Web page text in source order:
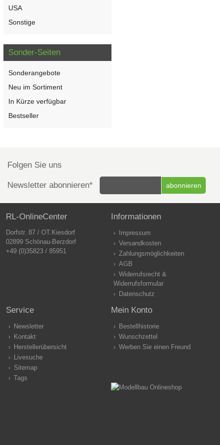
USA
Sonstige
Sonder-Seiten
Sonderangebote
Neu im Sortiment
In Kürze verfügbar
Bestseller
Folgen Sie uns
Newsletter abonnieren*
RL-OnlineCenter
Dorfstr. 87 / OT.Kiesdorf
02899 Schönau-Berzdorf
+49 (0)35823 / 85951
Informationen
Impressum
Versandkosten
Zahlungsmöglichkeiten
AGB
Widerrufsrecht &
Widerrufsformular
Datenschutz
Service
Newsletter
Kontakt
Herstellerübersicht
Livesuche
Sitemap
Tags
Mein Konto
Bestellhistorie
Wunschzettel
Werben Sie einen Freund